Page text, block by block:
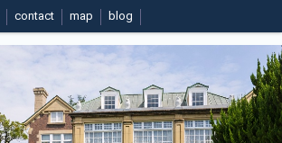
contact map blog